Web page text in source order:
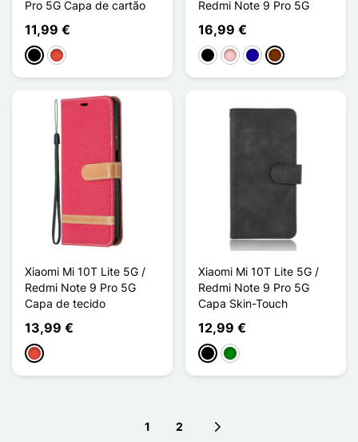
Pro 5G Capa de cartão
11,99 €
PretoVermelho
Redmi Note 9 Pro 5G
16,99 €
PretoRosaAzul Escuro
Café
Xiaomi Mi 10T Lite 5G /
Redmi Note 9 Pro 5G
Capa de tecido
13,99 €
Vermelho
Xiaomi Mi 10T Lite 5G /
Redmi Note 9 Pro 5G
Capa Skin-Touch
12,99 €
PretoVerde
1 2